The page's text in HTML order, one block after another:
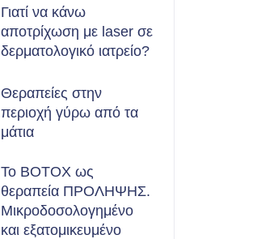
Γιατί να κάνω
αποτρίχωση με laser σε
δερματολογικό ιατρείο?
Θεραπείες στην
περιοχή γύρω από τα
μάτια
Το BOTOX ως
θεραπεία ΠΡΟΛΗΨΗΣ.
Μικροδοσολογημένο
και εξατομικευμένο